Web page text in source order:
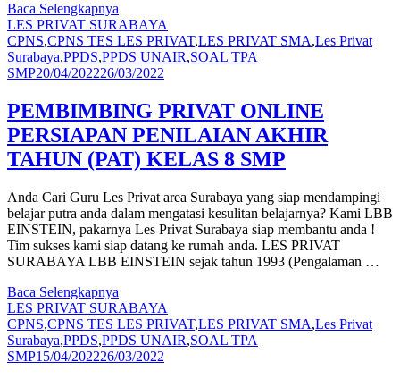
Baca Selengkapnya
LES PRIVAT SURABAYA
CPNS,CPNS TES LES PRIVAT,LES PRIVAT SMA,Les Privat
Surabaya,PPDS,PPDS UNAIR,SOAL TPA
SMP20/04/202226/03/2022
PEMBIMBING PRIVAT ONLINE
PERSIAPAN PENILAIAN AKHIR
TAHUN (PAT) KELAS 8 SMP
Anda Cari Guru Les Privat area Surabaya yang siap mendampingi
belajar putra anda dalam mengatasi kesulitan belajarnya? Kami LBB
EINSTEIN, pakarnya Les Privat Surabaya siap membantu anda !
Tim sukses kami siap datang ke rumah anda. LES PRIVAT
SURABAYA LBB EINSTEIN sejak tahun 1993 (Pengalaman …
Baca Selengkapnya
LES PRIVAT SURABAYA
CPNS,CPNS TES LES PRIVAT,LES PRIVAT SMA,Les Privat
Surabaya,PPDS,PPDS UNAIR,SOAL TPA
SMP15/04/202226/03/2022